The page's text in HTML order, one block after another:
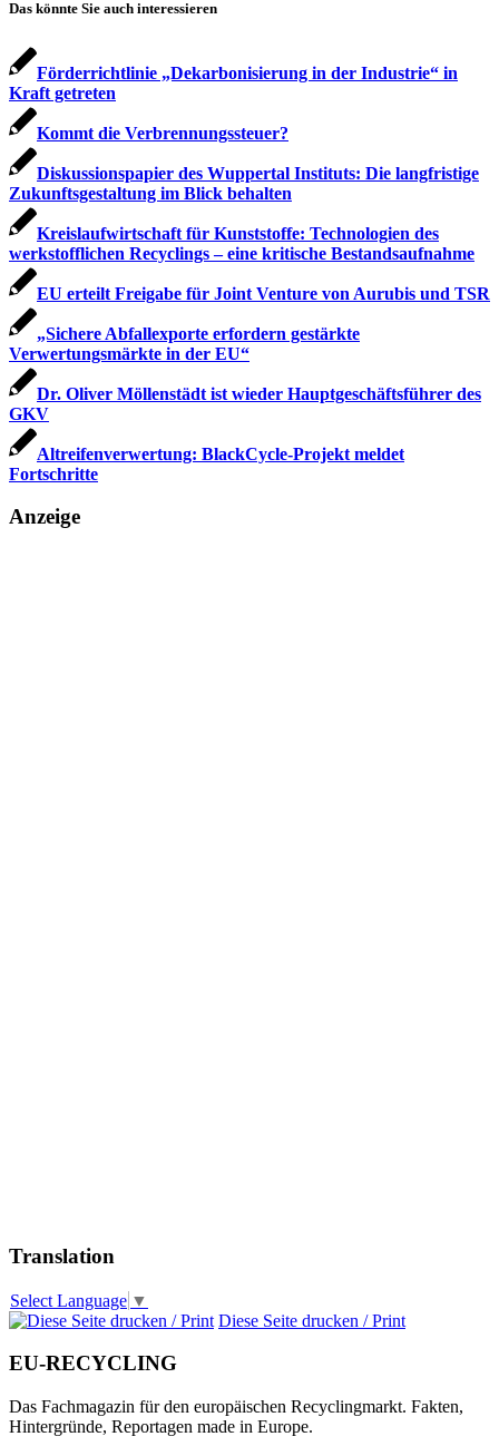
Das könnte Sie auch interessieren
Förderrichtlinie „Dekarbonisierung in der Industrie“ in
Kraft getreten
Kommt die Verbrennungssteuer?
Diskussionspapier des Wuppertal Instituts: Die langfristige
Zukunftsgestaltung im Blick behalten
Kreislaufwirtschaft für Kunststoffe: Technologien des
werkstofflichen Recyclings – eine kritische Bestandsaufnahme
EU erteilt Freigabe für Joint Venture von Aurubis und TSR
„Sichere Abfallexporte erfordern gestärkte
Verwertungsmärkte in der EU“
Dr. Oliver Möllenstädt ist wieder Hauptgeschäftsführer des
GKV
Altreifenverwertung: BlackCycle-Projekt meldet
Fortschritte
Anzeige
Translation
Select Language ▼
Diese Seite drucken / Print
EU-RECYCLING
Das Fachmagazin für den europäischen Recyclingmarkt. Fakten,
Hintergründe, Reportagen made in Europe.